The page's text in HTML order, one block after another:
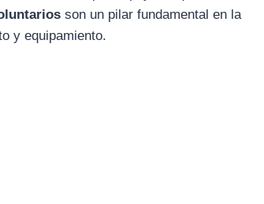
son un pilar fundamental en la
y equipamiento.